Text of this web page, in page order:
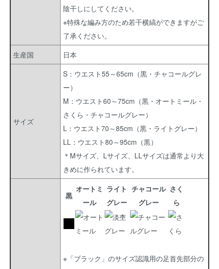
陰干しにしてください。
※特殊な編み方のため若干横縞ができますがご
了承ください。
生産国
日本
サイズ
S：ウエスト55～65cm（黒・チャコールグレ
ー）
M：ウエスト60～75cm（黒・オートミール・
さくら・チャコールグレー）
L：ウエスト70～85cm（黒・ライトグレー）
LL：ウエスト80～95cm（黒）
＊Mサイズ、Lサイズ、LLサイズは通常より大
きめに作られています。
黒
オートミ
ール
ライト
グレー
チャコール
グレー
さく
ら
※「ブラック」のサイズ認識用の足首先部分の